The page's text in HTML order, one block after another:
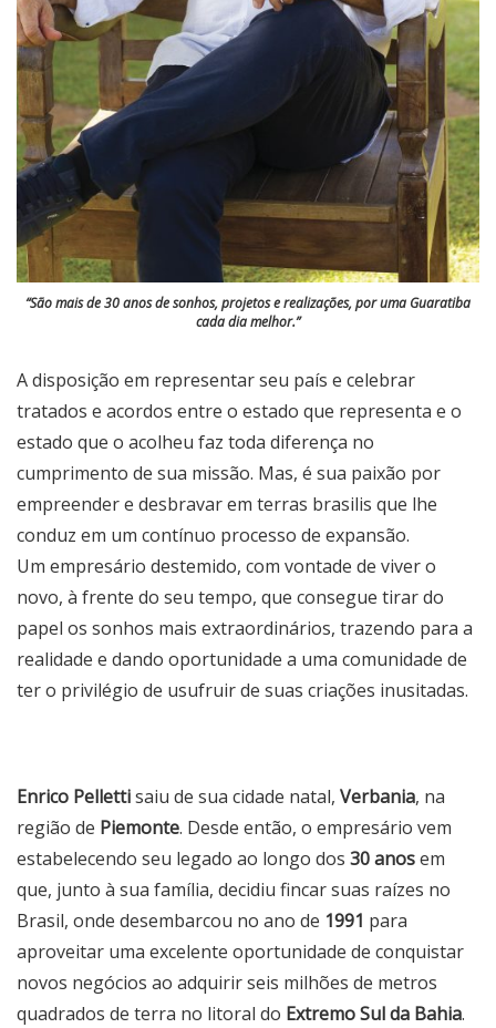
“São mais de 30 anos de sonhos, projetos e realizações, por uma Guaratiba
cada dia melhor.”
A disposição em representar seu país e celebrar
tratados e acordos entre o estado que representa e o
estado que o acolheu faz toda diferença no
cumprimento de sua missão. Mas, é sua paixão por
empreender e desbravar em terras brasilis que lhe
conduz em um contínuo processo de expansão.
Um empresário destemido, com vontade de viver o
novo, à frente do seu tempo, que consegue tirar do
papel os sonhos mais extraordinários, trazendo para a
realidade e dando oportunidade a uma comunidade de
ter o privilégio de usufruir de suas criações inusitadas.
Enrico Pellettisaiu de sua cidade natal, Verbania, na
região de Piemonte. Desde então, o empresário vem
estabelecendo seu legado ao longo dos 30 anosem
que, junto à sua família, decidiu fincar suas raízes no
Brasil, onde desembarcou no ano de 1991 para
aproveitar uma excelente oportunidade de conquistar
novos negócios ao adquirir seis milhões de metros
quadrados de terra no litoral do Extremo Sul da Bahia.